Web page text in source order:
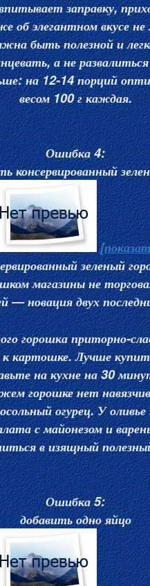
заправку,
об элегантном вкусе
быть полезной и
а не
на 12-14 порций
весом 100 г каждая.
Ошибка 4:
консервированный
зеленый
магазины не
— новация двух
горошка приторно-
к картошке. Лучше
на кухне на 30
горошке нет
огурец. У
с майонезом и
в изящный
Ошибка 5:
добавить одно яйцо